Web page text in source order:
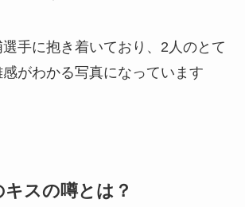
手に抱き着いており、2人のとて
がわかる写真になっています
スの噂とは？